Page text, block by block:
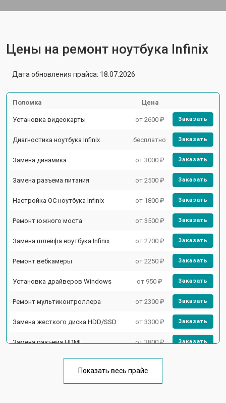
Цены на ремонт ноутбука Infinix
Дата обновления прайса: 18.07.2026
Поломка Цена
Установка видеокарты от 2600 ₽ Заказать
Диагностика ноутбука Infinix бесплатно Заказать
Замена динамика от 3000 ₽ Заказать
Замена разъема питания от 2500 ₽ Заказать
Настройка ОС ноутбука Infinix от 1800 ₽ Заказать
Ремонт южного моста от 3500 ₽ Заказать
Замена шлейфа ноутбука Infinix от 2700 ₽ Заказать
Ремонт вебкамеры от 2250 ₽ Заказать
Установка драйверов Windows от 950 ₽ Заказать
Ремонт мультиконтроллера от 2300 ₽ Заказать
Замена жесткого диска HDD/SSD от 3300 ₽ Заказать
Замена разъема HDMI от 3800 ₽ Заказать
Замена клавиатуры от 2900 ₽
Показать весь прайс